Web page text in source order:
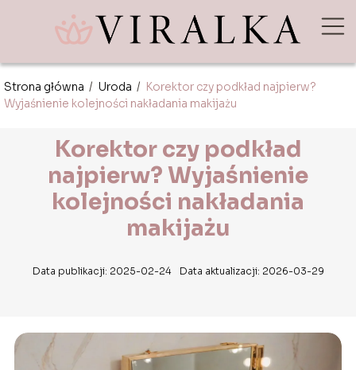
Strona główna / Uroda / Korektor czy podkład najpierw?
Wyjaśnienie kolejności nakładania makijażu
Korektor czy podkład
najpierw? Wyjaśnienie
kolejności nakładania
makijażu
Data publikacji: 2025-02-24 Data aktualizacji: 2026-03-29